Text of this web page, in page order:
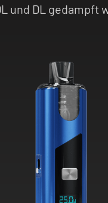
und DL gedampft